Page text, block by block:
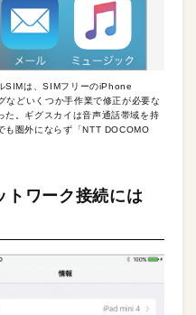
SIMは、SIMフリーのiPhone
どいくつか手作業で修正が必要な
た。ギグスカイは音声通話帯域を持
も圏外にならず「NTT DOCOMO
トワーク接続には